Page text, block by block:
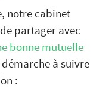
notre cabinet
partager avec
bonne mutuelle
à suivre
: